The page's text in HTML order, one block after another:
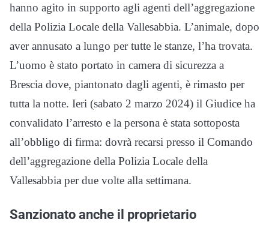
hanno agito in supporto agli agenti dell’aggregazione
della Polizia Locale della Vallesabbia. L’animale, dopo
aver annusato a lungo per tutte le stanze, l’ha trovata.
L’uomo è stato portato in camera di sicurezza a
Brescia dove, piantonato dagli agenti, è rimasto per
tutta la notte. Ieri (sabato 2 marzo 2024) il Giudice ha
convalidato l’arresto e la persona è stata sottoposta
all’obbligo di firma: dovrà recarsi presso il Comando
dell’aggregazione della Polizia Locale della
Vallesabbia per due volte alla settimana.
Sanzionato anche il proprietario